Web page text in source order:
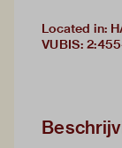
Located in:
VUBIS: